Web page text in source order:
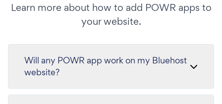
Learn more about how to add POWR apps to
your website.
Will any POWR app work on my Bluehost
website?